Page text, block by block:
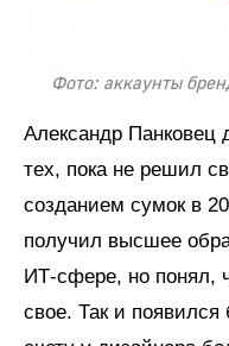
Фото: аккаунты
Александр Панковец
тех, пока не решил
созданием сумок в
получил высшее
ИТ-сфере, но понял,
свое. Так и